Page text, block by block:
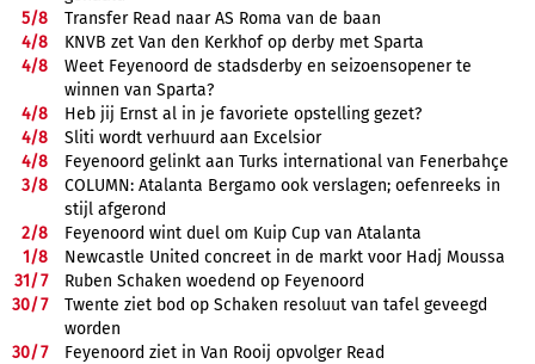
5/8
Transfer Read naar AS Roma van de baan
4/8
KNVB zet Van den Kerkhof op derby met Sparta
4/8
Weet Feyenoord de stadsderby en seizoensopener te
winnen van Sparta?
4/8
Heb jij Ernst al in je favoriete opstelling gezet?
4/8
Sliti wordt verhuurd aan Excelsior
4/8
Feyenoord gelinkt aan Turks international van Fenerbahçe
3/8
COLUMN: Atalanta Bergamo ook verslagen; oefenreeks in
stijl afgerond
2/8
Feyenoord wint duel om Kuip Cup van Atalanta
1/8
Newcastle United concreet in de markt voor Hadj Moussa
31/7
Ruben Schaken woedend op Feyenoord
30/7
Twente ziet bod op Schaken resoluut van tafel geveegd
worden
30/7
Feyenoord ziet in Van Rooij opvolger Read